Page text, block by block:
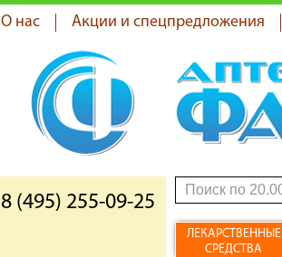
О нас Акции и спецпредложения
8 (495) 255-09-25
ЛЕКАРСТВЕННЫЕ
СРЕДСТВА